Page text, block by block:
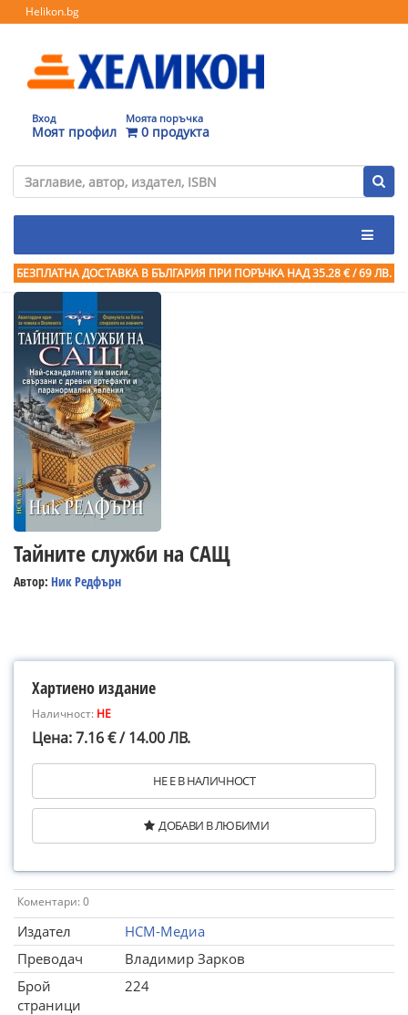
Helikon.bg
Вход
Моят профил
Моята поръчка
0 продукта
БЕЗПЛАТНА ДОСТАВКА В БЪЛГАРИЯ ПРИ ПОРЪЧКА НАД 35.28 € / 69 ЛВ.
Тайните служби на САЩ
Автор: Ник Редфърн
Хартиено издание
Наличност: НЕ
Цена: 7.16 € / 14.00 ЛВ.
НЕ Е В НАЛИЧНОСТ
ДОБАВИ В ЛЮБИМИ
Коментари: 0
Издател
НСМ-Медиа
Преводач
Владимир Зарков
Брой
страници
224